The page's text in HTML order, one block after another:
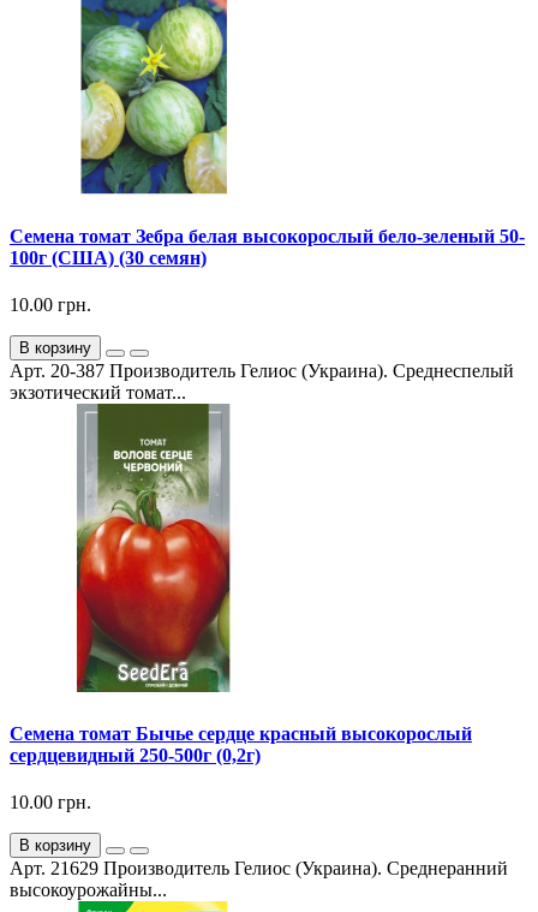
Семена томат Зебра белая высокорослый бело-зеленый 50-
100г (США) (30 семян)
10.00 грн.
В корзину
Арт. 20-387 Производитель Гелиос (Украина). Среднеспелый
экзотический томат...
Семена томат Бычье сердце красный высокорослый
сердцевидный 250-500г (0,2г)
10.00 грн.
В корзину
Арт. 21629 Производитель Гелиос (Украина). Среднеранний
высокоурожайны...